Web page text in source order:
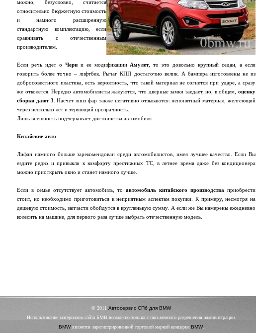
можно, безусловно, считается
относительно бюджетную стоимость
и намного расширенную
стандартную комплектацию, если
сравнивать с отечественным
производителем.
Если речь идет о Черии ее модификации Амулет, то это довольно крупный седан, а если
говорить более точно – лифтбек. Рычаг КПП достаточно велик. А бампера изготовлены не из
добросовестного пластика, есть вероятность, что такой материал не согнется при ударе, а сразу
же отколется. Нередко автомобилисты жалуются, что дверные замки заедает, но, в общем, оценку
сборки дают 3 . Насчет линз фар также негативно отзываются: непонятный материал, желтеющий
через несколько лет и теряющий прозрачность.
Лишь внешность подчеркивает достоинства автомобиля.
Китайские авто
Лифан намного больше зарекомендован среди автомобилистов, имея лучшее качество. Если Вы
ездите редко и привыкли к комфорту престижных ТС, в летнее время даже без кондиционера
можно приоткрыть окно и станет намного лучше.
Если в семье отсутствует автомобиль, то автомобиль китайского производства приобрести
стоит, но необходимо приготовиться к неприятным аспектам покупки. К примеру, несмотря на
дешевую стоимость, запчасти обойдутся в кругленькую сумму. А если же Вы намерены ежедневно
колесить на машине, для первого раза лучше выбрать отечественную модель.
© 2011 Автосервис СПб для BMW
Использование материалов сайта БМВ возможно только с письменного разрешения администрации.
BMWявляется зарегистрированной торговой маркой концерна BMW.